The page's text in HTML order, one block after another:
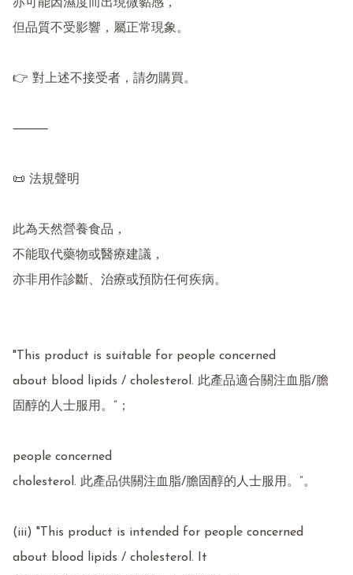
亦可能因濕度而出現微黏感，
但品質不受影響，屬正常現象。
👉 對上述不接受者，請勿購買。
⸻
📜 法規聲明
此為天然營養食品，
不能取代藥物或醫療建議，
亦非用作診斷、治療或預防任何疾病。
"This product is suitable for people concerned
about blood lipids / cholesterol. 此產品適合關注血脂/膽
固醇的人士服用。”；
people concerned
cholesterol. 此產品供關注血脂/膽固醇的人士服用。”。
(iii) "This product is intended for people concerned
about blood lipids / cholesterol. It